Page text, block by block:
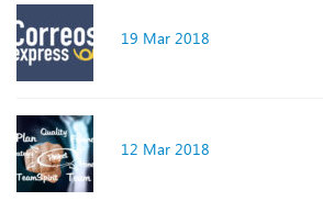
19 Mar 2018
12 Mar 2018